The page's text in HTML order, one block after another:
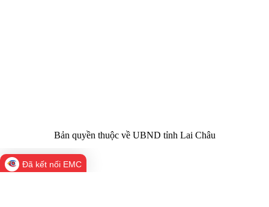
Bản quyền thuộc về UBND tỉnh Lai Châu
Đã kết nối EMC